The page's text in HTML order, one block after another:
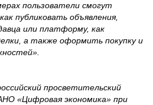
пользователи смогут
публиковать объявления,
или платформу, как
а также оформить покупку и
просветительский
«Цифровая экономика» при